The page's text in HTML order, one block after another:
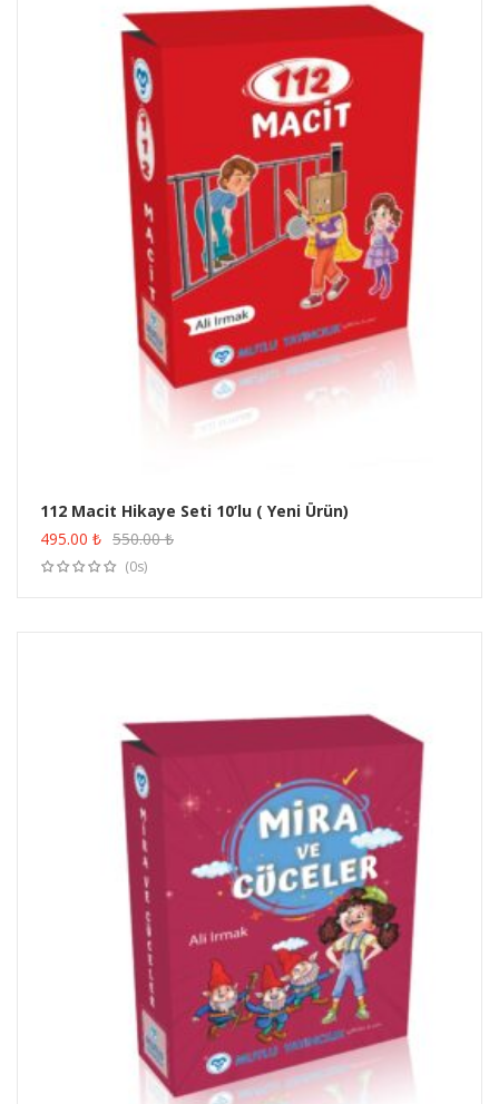
112 Macit Hikaye Seti 10’lu ( Yeni Ürün)
495.00 ₺ 550.00₺
(0s)